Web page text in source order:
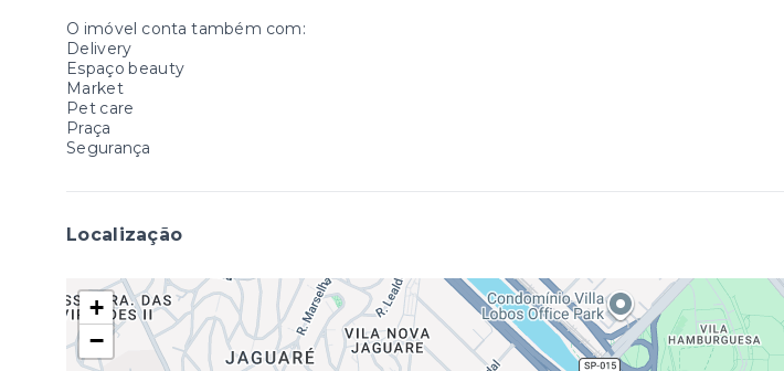
O imóvel conta também com:
Delivery
Espaço beauty
Market
Pet care
Praça
Segurança
Localização
+
−